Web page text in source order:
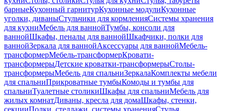
барныеКухонный гарнитурКухонные модулиКухонные
уголки, диваныСтульчики для кормленияСистемы хранения
для кухниМебель для ваннойТумбы, консоли для
ваннойШкафы, пеналы для ваннойШкафчики, полки для
ваннойЗеркала для ваннойАксессуары для ваннойМебель-
трансформерМебель-трансформерКровати-
трансформерыДетские кроватки-трансформерыСтолы-
трансформерыМебель для спальниЗеркалаКомплекты мебели
для спальниПрикроватные тумбыКомоды и тумбы для
спальниТуалетные столикиШкафы для спальниМебель для
жилых комнатДиваны, кресла для домаШкафы, стенки,
секцииПолки, стеллажи, системы храненияСтулья,